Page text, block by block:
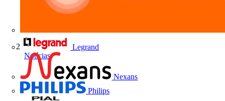
Legrand
Nexans
Philips
Notícias